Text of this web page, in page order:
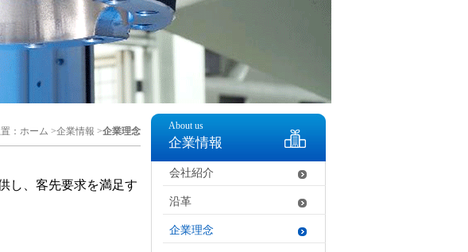
： ホーム >企業情報 >企業理念
し、客先要求を満足す
About us
企業情報
会社紹介
沿革
企業理念